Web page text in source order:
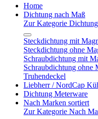
Home
Dichtung nach Maß
Zur Kategorie
Steckdichtung mit
Steckdichtung ohne
Schraubdichtung mit
Schraubdichtung ohne
Truhendeckel
Liebherr / NordCap
Dichtung Meterware
Nach Marken sortiert
Zur Kategorie Nach